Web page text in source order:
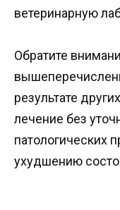
ветеринарную
Обратите
результате
лечение без
патологических
ухудшению